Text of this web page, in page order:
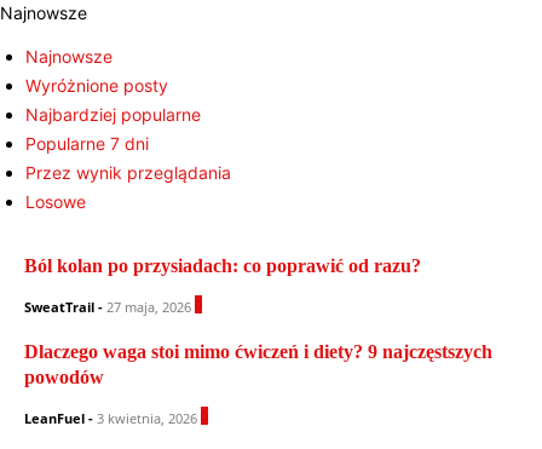
Najnowsze
Najnowsze
Wyróżnione posty
Najbardziej popularne
Popularne 7 dni
Przez wynik przeglądania
Losowe
Ból kolan po przysiadach: co poprawić od razu?
SweatTrail - 27 maja, 2026
Dlaczego waga stoi mimo ćwiczeń i diety? 9 najczęstszych
powodów
LeanFuel - 3 kwietnia, 2026